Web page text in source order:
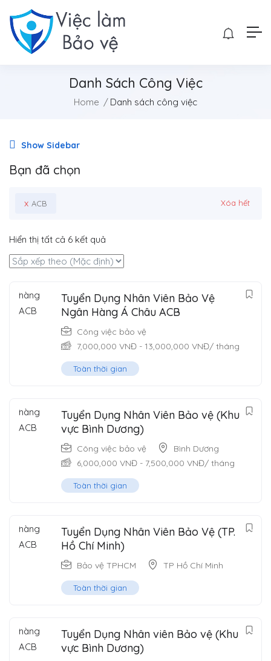
Danh Sách Công Việc
Home Danh sách công việc
Show Sidebar
Bạn đã chọn
x ACB Xóa hết
Hiển thị tất cả 6 kết quả
Tuyển Dụng Nhân Viên Bảo Vệ
Ngân Hàng Á Châu ACB
Công việc bảo vệ
7,000,000 VNĐ - 13,000,000 VNĐ/ tháng
Toàn thời gian
Tuyển Dụng Nhân Viên Bảo vệ (Khu
vực Bình Dương)
Công việc bảo vệ
Bình Dương
6,000,000 VNĐ - 7,500,000 VNĐ/ tháng
Toàn thời gian
Tuyển Dụng Nhân Viên Bảo Vệ (TP.
Hồ Chí Minh)
Bảo vệ TPHCM TP Hồ Chí Minh
Toàn thời gian
Tuyển Dụng Nhân viên Bảo vệ (Khu
vực Bình Dương)